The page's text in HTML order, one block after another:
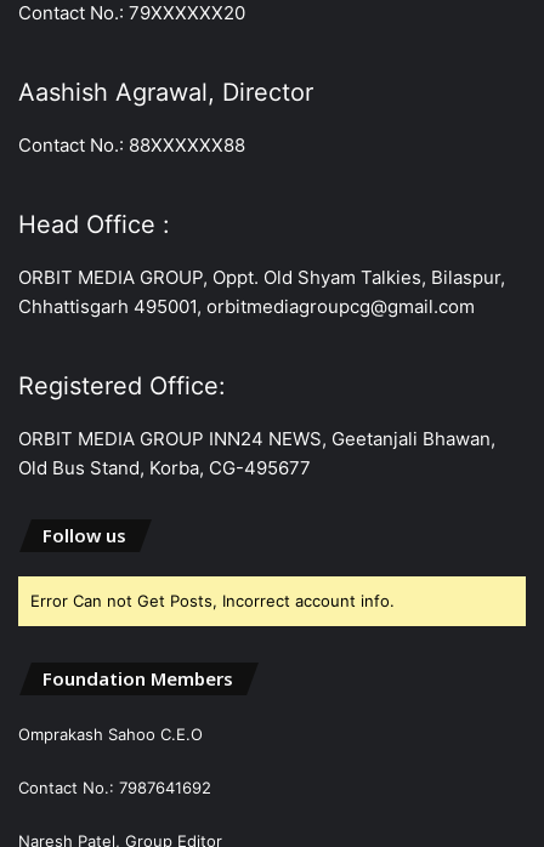
Contact No.: 79XXXXXX20
Aashish Agrawal, Director
Contact No.: 88XXXXXX88
Head Office :
ORBIT MEDIA GROUP, Oppt. Old Shyam Talkies, Bilaspur,
Chhattisgarh 495001, orbitmediagroupcg@gmail.com
Registered Office:
ORBIT MEDIA GROUP INN24 NEWS, Geetanjali Bhawan,
Old Bus Stand, Korba, CG-495677
Follow us
Error Can not Get Posts, Incorrect account info.
Foundation Members
Omprakash Sahoo C.E.O
Contact No.: 7987641692
Naresh Patel, Group Editor